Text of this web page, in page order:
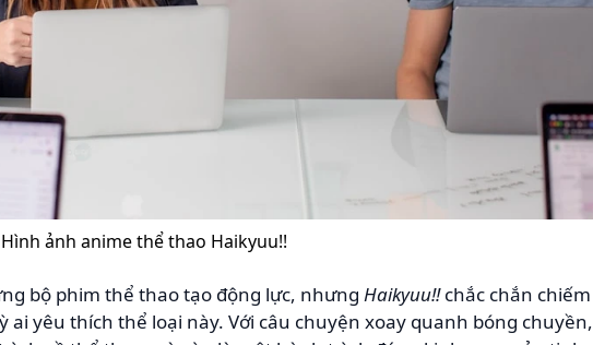
Hình ảnh anime thể thao Haikyuu!!
bộ phim thể thao tạo động lực, nhưng Haikyuu!!chắc chắn chiếm
ai yêu thích thể loại này. Với câu chuyện xoay quanh bóng chuyền,